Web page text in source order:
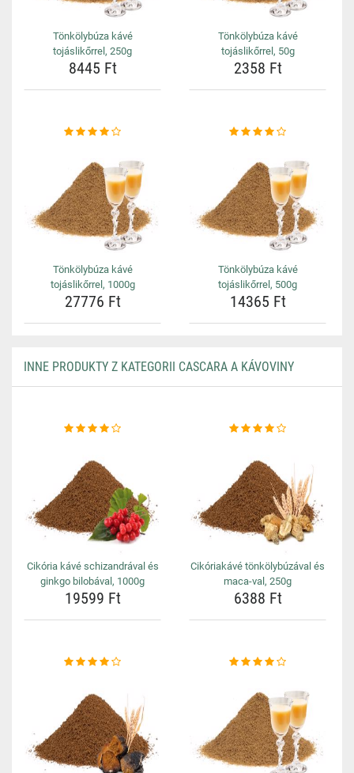
Tönkölybúza kávé
tojáslikőrrel, 250g
8445 Ft
Tönkölybúza kávé
tojáslikőrrel, 50g
2358 Ft
Tönkölybúza kávé
tojáslikőrrel, 1000g
27776 Ft
Tönkölybúza kávé
tojáslikőrrel, 500g
14365 Ft
INNE PRODUKTY Z KATEGORII CASCARA A KÁVOVINY
Cikória kávé schizandrával és
ginkgo bilobával, 1000g
19599 Ft
Cikóriakávé tönkölybúzával és
maca-val, 250g
6388 Ft